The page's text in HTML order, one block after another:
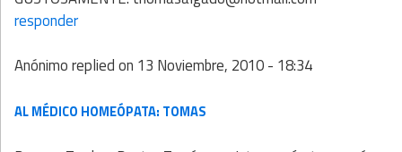
responder
Anónimoreplied on 13 Noviembre, 2010 - 18:34
AL MÉDICO HOMEÓPATA: TOMAS